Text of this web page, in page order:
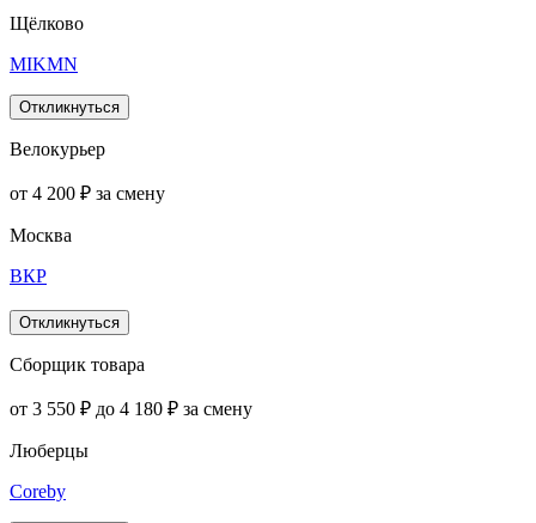
Щёлково
MIKMN
Откликнуться
Велокурьер
от 4 200 ₽ за смену
Москва
ВКР
Откликнуться
Сборщик товара
от 3 550 ₽ до 4 180 ₽ за смену
Люберцы
Coreby